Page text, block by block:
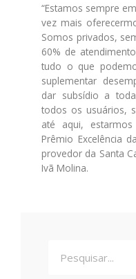
“Estamos sempre
vez mais
Somos privados,
60% de
tudo o que
suplementar
dar subsídio a
todos os usuários,
até aqui,
Prêmio Excelência
provedor da Santa
Ivã Molina.